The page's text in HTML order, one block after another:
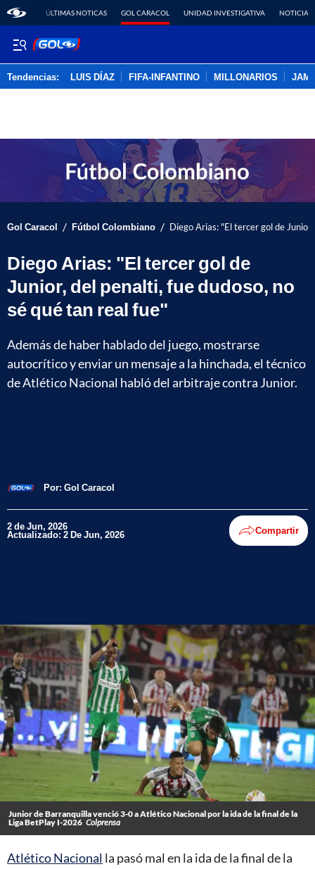
ÚLTIMAS NOTICAS GOL CARACOL UNIDAD INVESTIGATIVA NOTICIAS
Tendencias: LUIS DÍAZ FIFA-INFANTINO MILLONARIOS
Gol Caracol / Fútbol Colombiano / Diego Arias: "El tercer gol de
Diego Arias: "El tercer gol de
Junior, del penalti, fue dudoso, no
sé qué tan real fue"
Además de haber hablado del juego, mostrarse
autocrítico y enviar un mensaje a la hinchada, el técnico
de Atlético Nacional habló del arbitraje contra Junior.
Por: Gol Caracol
2 de Jun, 2026
Actualizado: 2 De Jun, 2026 Compartir
Junior de Barranquilla venció 3-0 a Atlético Nacional por la ida de la final de la
Liga BetPlay I-2026 Colprensa
Atlético Nacional la pasó mal en la ida de la final de la